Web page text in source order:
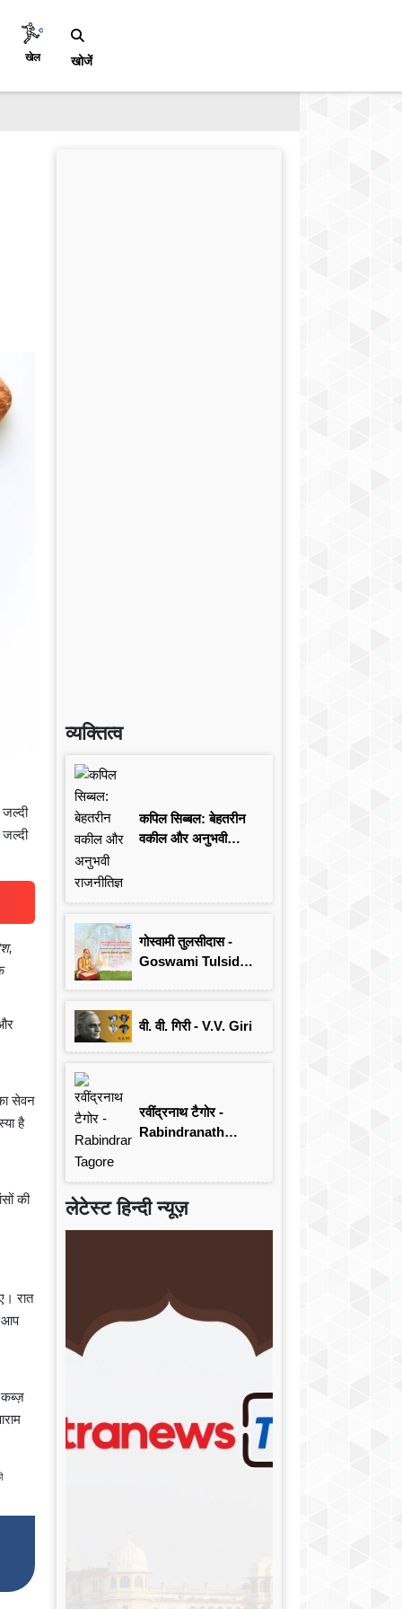
खेल खोजें
सेवन
है
की
रात
आप
कब्ज़
व्यक्तित्व
कपिल सिब्बल: बेहतरीन
वकील और अनुभवी
गोस्वामी तुलसीदास -
Goswami Tulsidas:
वी. वी. गिरी - V.V. Giri
रवींद्रनाथ टैगोर -
Rabindranath
लेटेस्ट हिन्दी न्यूज़